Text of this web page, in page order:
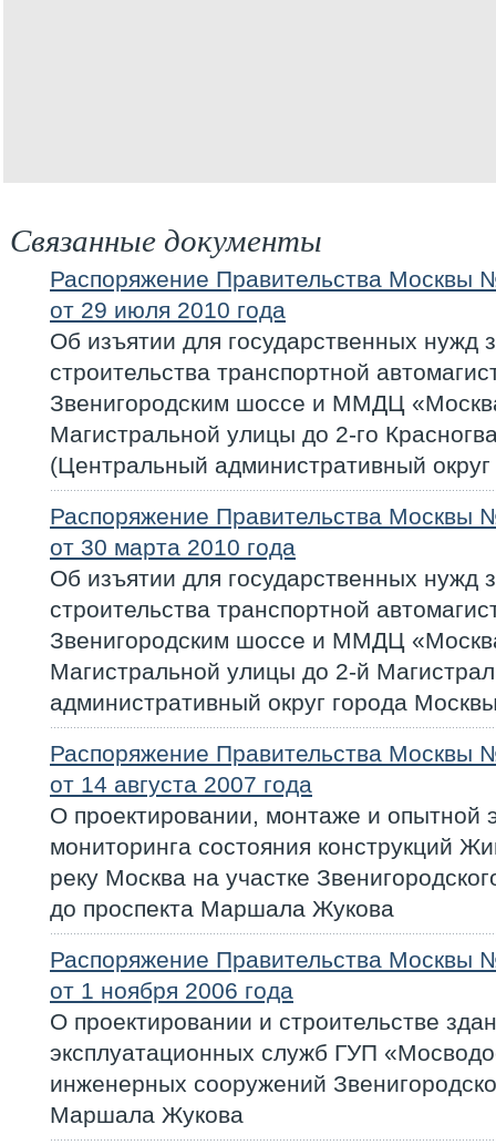
Связанные документы
Распоряжение Правительства Москвы
от 29 июля 2010 года
Об изъятии для государственных нужд
строительства транспортной
Звенигородским шоссе и ММДЦ
Магистральной улицы до 2-го
(Центральный административный
Распоряжение Правительства Москвы
от 30 марта 2010 года
Об изъятии для государственных нужд
строительства транспортной
Звенигородским шоссе и ММДЦ
Магистральной улицы до 2-й
административный округ города
Распоряжение Правительства Москвы
от 14 августа 2007 года
О проектировании, монтаже и опытной
мониторинга состояния конструкций
реку Москва на участке
до проспекта Маршала Жукова
Распоряжение Правительства Москвы
от 1 ноября 2006 года
О проектировании и строительстве
эксплуатационных служб ГУП
инженерных сооружений
Маршала Жукова